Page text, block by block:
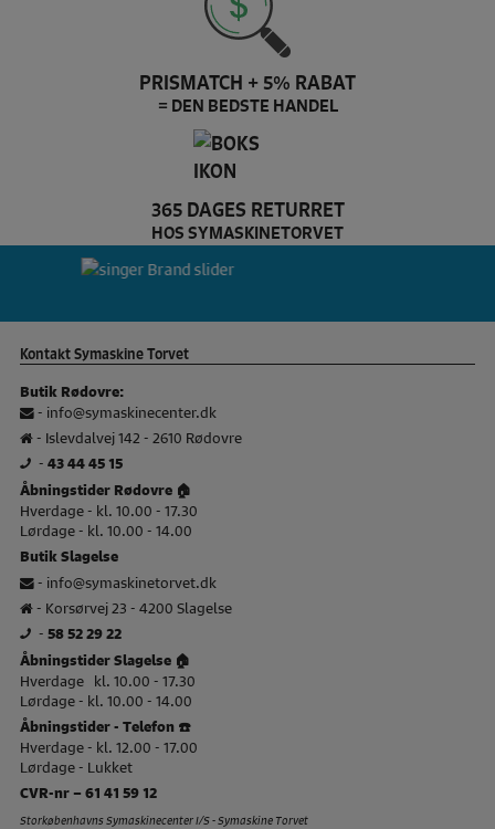
PRISMATCH + 5% RABAT
= DEN BEDSTE HANDEL
365 DAGES RETURRET
HOS SYMASKINETORVET
Pfaff Brand slider
Kontakt Symaskine Torvet
Butik Rødovre:
- info@symaskinecenter.dk
- Islevdalvej 142 - 2610 Rødovre
- 43 44 45 15
Åbningstider Rødovre 🏠
Hverdage - kl. 10.00 - 17.30
Lørdage - kl. 10.00 - 14.00
Butik Slagelse
- info@symaskinetorvet.dk
- Korsørvej 23 - 4200 Slagelse
- 58 52 29 22
Åbningstider Slagelse 🏠
Hverdage kl. 10.00 - 17.30
Lørdage - kl. 10.00 - 14.00
Åbningstider - Telefon ☎️
Hverdage - kl. 12.00 - 17.00
Lørdage - Lukket
CVR-nr – 61 41 59 12
Storkøbenhavns Symaskinecenter I/S - Symaskine Torvet